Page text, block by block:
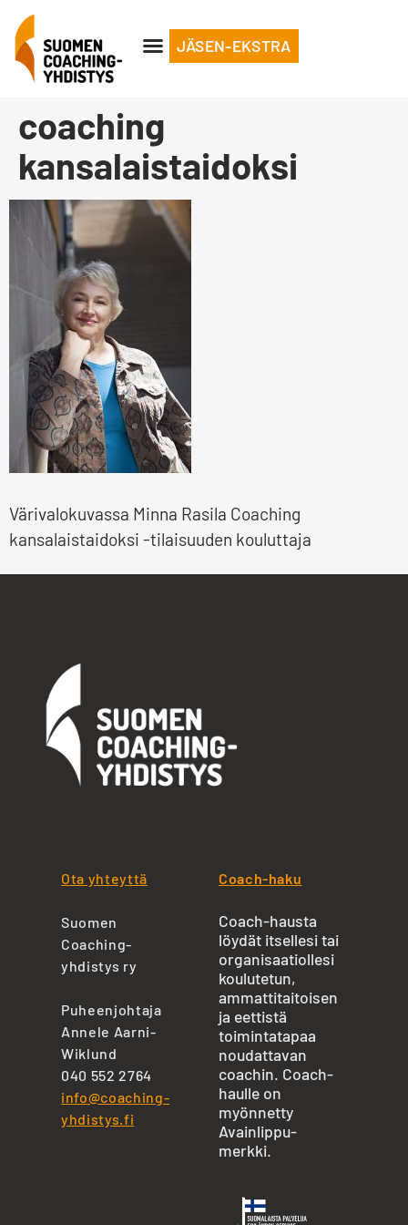
JÄSEN-EKSTRA
coaching
kansalaistaidoksi
Värivalokuvassa Minna Rasila Coaching
kansalaistaidoksi -tilaisuuden kouluttaja
Ota yhteyttä
Suomen
Coaching-
yhdistys ry
Puheenjohtaja
Annele Aarni-
Wiklund
040 552 2764
info@coaching-
yhdistys.fi
Coach-haku
Coach-hausta
löydät itsellesi tai
organisaatiollesi
koulutetun,
ammattitaitoisen
ja eettistä
toimintatapaa
noudattavan
coachin. Coach-
haulle on
myönnetty
Avainlippu-
merkki.